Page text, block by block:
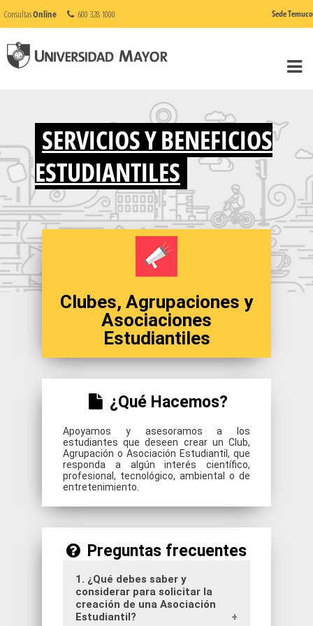
ConsultasOnline 600 328 1000 Sede Temuco
SERVICIOS Y BENEFICIOS
ESTUDIANTILES
Clubes, Agrupaciones y
Asociaciones
Estudiantiles
¿Qué Hacemos?
Apoyamos y asesoramos a los
estudiantes que deseen crear un Club,
Agrupación o Asociación Estudiantil, que
responda a algún interés científico,
profesional, tecnológico, ambiental o de
entretenimiento.
Preguntas frecuentes
1. ¿Qué debes saber y
considerar para solicitar la
creación de una Asociación
Estudiantil?